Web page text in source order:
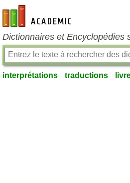
fr-academic.com
Dictionnaires et Encyclopédies
interprétations traductions